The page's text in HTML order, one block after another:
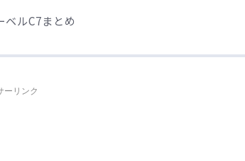
ルC7まとめ
ーリンク